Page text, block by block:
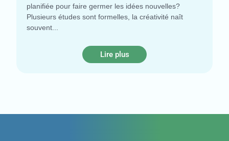
planifiée pour faire germer les idées nouvelles?
Plusieurs études sont formelles, la créativité naît
souvent
Lire plus